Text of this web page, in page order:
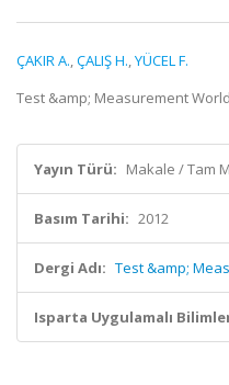
ÇAKIR A.,ÇALIŞ H.,YÜCEL F.
Test &amp; Measurement
Yayın Türü: Makale / Tam
Basım Tarihi: 2012
Dergi Adı: Test &amp;
Isparta Uygulamalı